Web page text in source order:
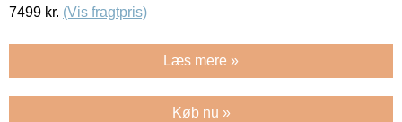
7499 kr. (Vis fragtpris)
Læs mere »
Køb nu »